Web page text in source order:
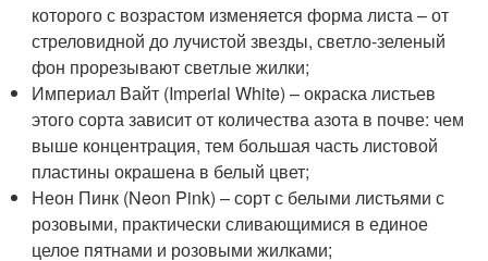
которого с возрастом изменяется форма листа – от
стреловидной до лучистой звезды, светло-зеленый
фон прорезывают светлые жилки;
Империал Вайт (Imperial White) – окраска листьев
этого сорта зависит от количества азота в почве: чем
выше концентрация, тем большая часть листовой
пластины окрашена в белый цвет;
Неон Пинк (Neon Pink) – сорт с белыми листьями с
розовыми, практически сливающимися в единое
целое пятнами и розовыми жилками;